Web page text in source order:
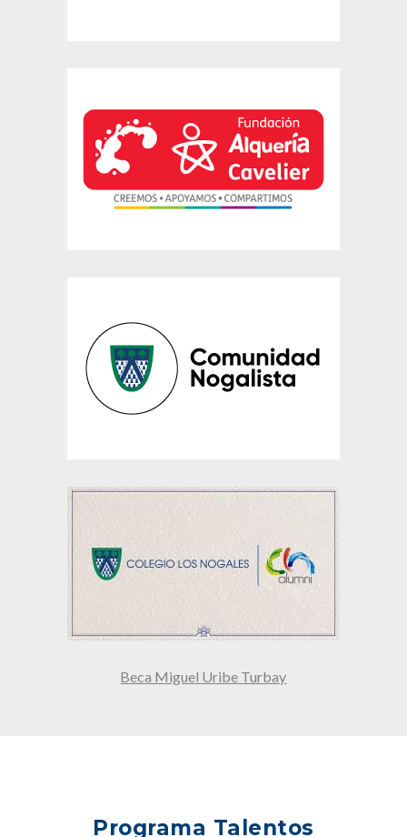
Beca Miguel Uribe Turbay
Programa Talentos